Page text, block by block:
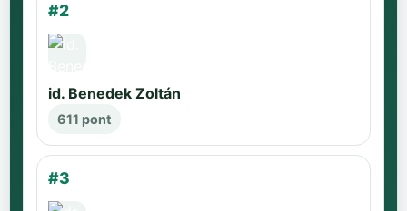
#2
id. Benedek Zoltán
611 pont
#3